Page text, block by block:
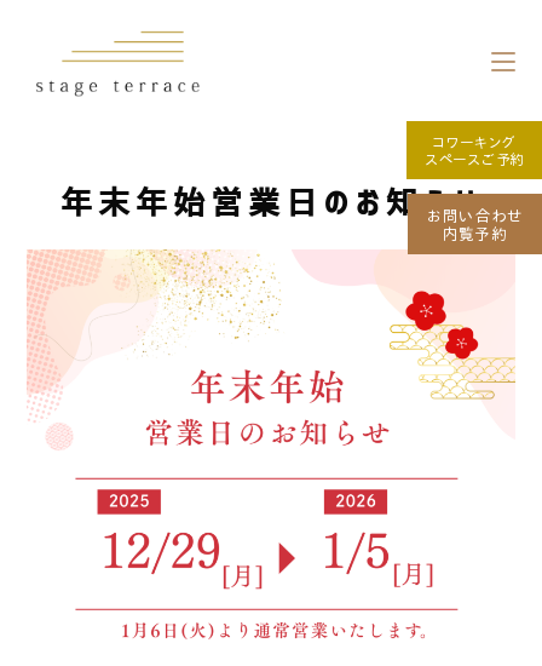
年末年始営業日のお知らせ
コワーキング
スペースご予約
お問い合わせ
内覧予約